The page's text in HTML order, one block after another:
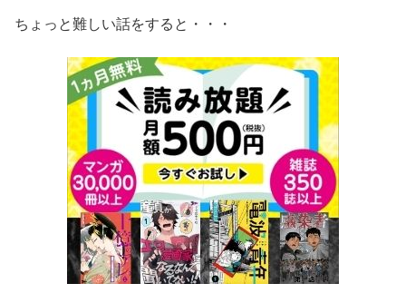
ちょっと難しい話をすると・・・